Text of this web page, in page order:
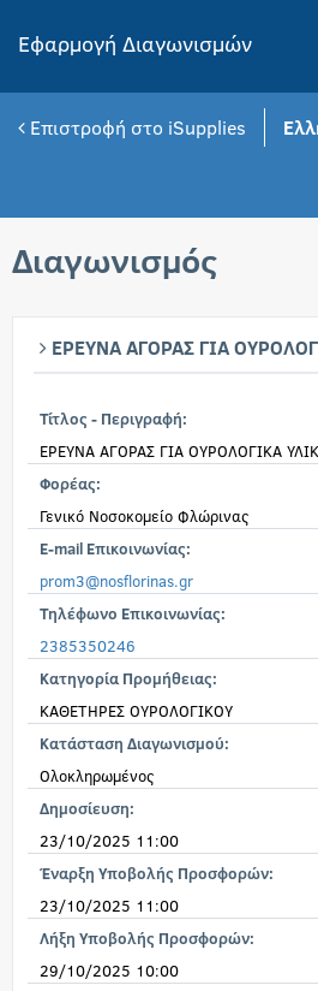
Εφαρμογή Διαγωνισμών
Επιστροφή στο iSupplies
Διαγωνισμός
ΕΡΕΥΝΑ ΑΓΟΡΑΣ ΓΙΑ
Τίτλος - Περιγραφή:
ΕΡΕΥΝΑ ΑΓΟΡΑΣ ΓΙΑ ΟΥΡΟΛΟΓΙΚΑ
Φορέας:
Γενικό Νοσοκομείο Φλώρινας
E-mail Επικοινωνίας:
prom3@nosflorinas.gr
Τηλέφωνο Επικοινωνίας:
2385350246
Κατηγορία Προμήθειας:
ΚΑΘΕΤΗΡΕΣ ΟΥΡΟΛΟΓΙΚΟΥ
Κατάσταση Διαγωνισμού:
Ολοκληρωμένος
Δημοσίευση:
23/10/2025 11:00
Έναρξη Υποβολής Προσφορών:
23/10/2025 11:00
Λήξη Υποβολής Προσφορών:
29/10/2025 10:00